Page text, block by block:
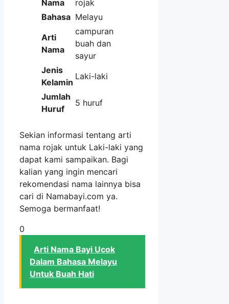
Nama
rojak
Bahasa Melayu
Arti
Nama
campuran
buah dan
sayur
Jenis
Kelamin
Laki-laki
Jumlah
Huruf
5 huruf
Sekian informasi tentang arti
nama rojak untuk Laki-laki yang
dapat kami sampaikan. Bagi
kalian yang ingin mencari
rekomendasi nama lainnya bisa
cari di Namabayi.com ya.
Semoga bermanfaat!
0
Arti Nama Bayi Ucok
Dalam Bahasa Melayu
Untuk Buah Hati